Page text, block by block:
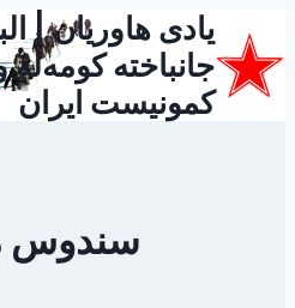
به
محتوا
یادی هاوریان |
جانباخته
کمونیست ایران
سندوس